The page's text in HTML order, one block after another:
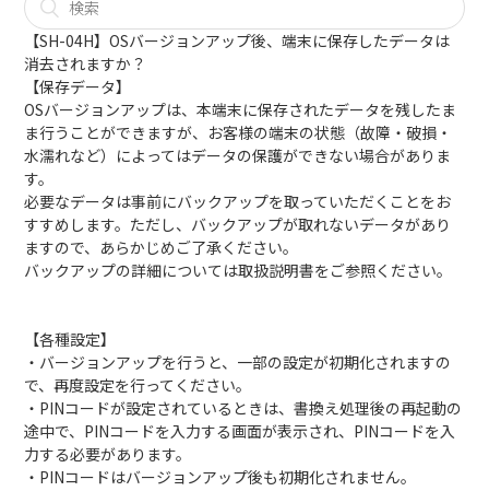
【SH-04H】OSバージョンアップ後、端末に保存したデータは
消去されますか？
【保存データ】
OSバージョンアップは、本端末に保存されたデータを残したま
ま行うことができますが、お客様の端末の状態（故障・破損・
水濡れなど）によってはデータの保護ができない場合がありま
す。
必要なデータは事前にバックアップを取っていただくことをお
すすめします。ただし、バックアップが取れないデータがあり
ますので、あらかじめご了承ください。
バックアップの詳細については取扱説明書をご参照ください。
【各種設定】
・バージョンアップを行うと、一部の設定が初期化されますの
で、再度設定を行ってください。
・PINコードが設定されているときは、書換え処理後の再起動の
途中で、PINコードを入力する画面が表示され、PINコードを入
力する必要があります。
・PINコードはバージョンアップ後も初期化されません。